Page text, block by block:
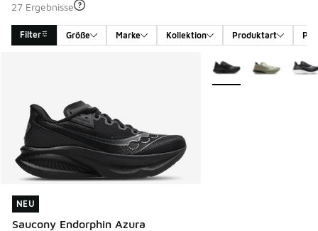
27 Ergebnisse
Filter Größe Marke Kollektion Produktart
NEU
Saucony Endorphin Azura
NEU
Weitere Farben